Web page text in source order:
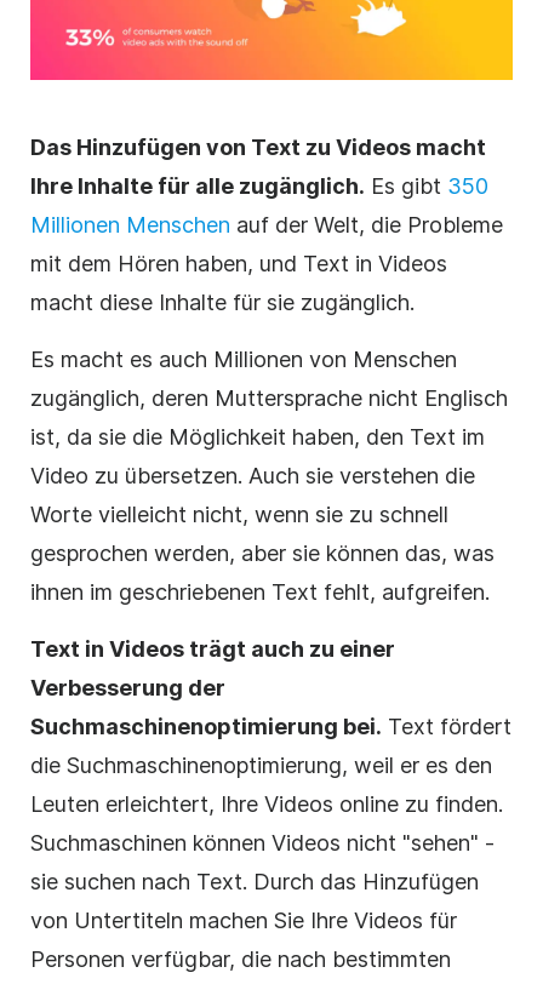
Das Hinzufügen von Text zu Videos macht
Ihre Inhalte für alle zugänglich. Es gibt 350
Millionen Menschen auf der Welt, die Probleme
mit dem Hören haben, und Text in Videos
macht diese Inhalte für sie zugänglich.
Es macht es auch Millionen von Menschen
zugänglich, deren Muttersprache nicht Englisch
ist, da sie die Möglichkeit haben, den Text im
Video zu übersetzen. Auch sie verstehen die
Worte vielleicht nicht, wenn sie zu schnell
gesprochen werden, aber sie können das, was
ihnen im geschriebenen Text fehlt, aufgreifen.
Text in Videos trägt auch zu einer
Verbesserung der
Suchmaschinenoptimierung bei. Text fördert
die Suchmaschinenoptimierung, weil er es den
Leuten erleichtert, Ihre Videos online zu finden.
Suchmaschinen können Videos nicht "sehen" -
sie suchen nach Text. Durch das Hinzufügen
von Untertiteln machen Sie Ihre Videos für
Personen verfügbar, die nach bestimmten